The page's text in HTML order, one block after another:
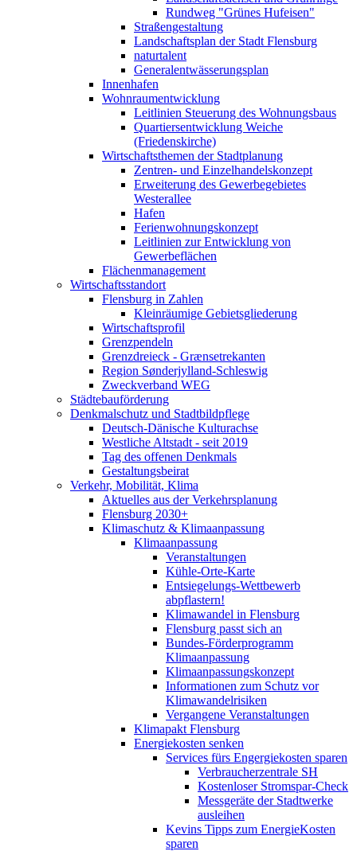
Rundweg "Grünes Hufeisen"
Straßengestaltung
Landschaftsplan der Stadt Flensburg
naturtalent
Generalentwässerungsplan
Innenhafen
Wohnraumentwicklung
Leitlinien Steuerung des Wohnungsbaus
Quartiersentwicklung Weiche
(Friedenskirche)
Wirtschaftsthemen der Stadtplanung
Zentren- und Einzelhandelskonzept
Erweiterung des Gewerbegebietes
Westerallee
Hafen
Ferienwohnungskonzept
Leitlinien zur Entwicklung von
Gewerbeflächen
Flächenmanagement
Wirtschaftsstandort
Flensburg in Zahlen
Kleinräumige Gebietsgliederung
Wirtschaftsprofil
Grenzpendeln
Grenzdreieck - Grænsetrekanten
Region Sønderjylland-Schleswig
Zweckverband WEG
Städtebauförderung
Denkmalschutz und Stadtbildpflege
Deutsch-Dänische Kulturachse
Westliche Altstadt - seit 2019
Tag des offenen Denkmals
Gestaltungsbeirat
Verkehr, Mobilität, Klima
Aktuelles aus der Verkehrsplanung
Flensburg 2030+
Klimaschutz & Klimaanpassung
Klimaanpassung
Veranstaltungen
Kühle-Orte-Karte
Entsiegelungs-Wettbewerb
abpflastern!
Klimawandel in Flensburg
Flensburg passt sich an
Bundes-Förderprogramm
Klimaanpassung
Klimaanpassungskonzept
Informationen zum Schutz vor
Klimawandelrisiken
Vergangene Veranstaltungen
Klimapakt Flensburg
Energiekosten senken
Services fürs Engergiekosten sparen
Verbraucherzentrale SH
Kostenloser Stromspar-Check
Messgeräte der Stadtwerke
ausleihen
Kevins Tipps zum EnergieKosten
sparen